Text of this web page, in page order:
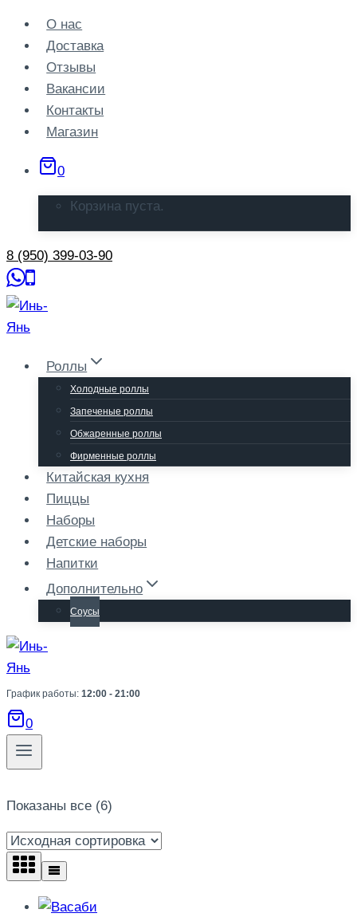
Перейти
содержанию
О нас
Доставка
Отзывы
Вакансии
Контакты
Магазин
0
Корзина пуста.
8 (950) 399-03-90
Роллы
Холодные роллы
Запеченые роллы
Обжаренные роллы
Фирменные роллы
Китайская кухня
Пиццы
Наборы
Детские наборы
Напитки
Дополнительно
Соусы
График работы: 12:00 - 21:00
0
Показаны все (6)